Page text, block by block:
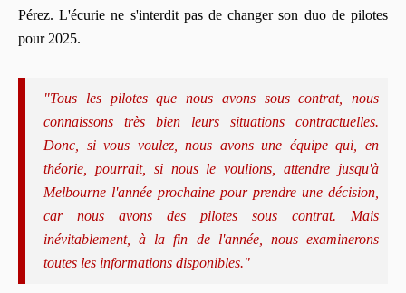
Pérez. L'écurie ne s'interdit pas de changer son duo de pilotes
pour 2025.
"Tous les pilotes que nous avons sous contrat, nous
connaissons très bien leurs situations contractuelles.
Donc, si vous voulez, nous avons une équipe qui, en
théorie, pourrait, si nous le voulions, attendre jusqu'à
Melbourne l'année prochaine pour prendre une décision,
car nous avons des pilotes sous contrat. Mais
inévitablement, à la fin de l'année, nous examinerons
toutes les informations disponibles."